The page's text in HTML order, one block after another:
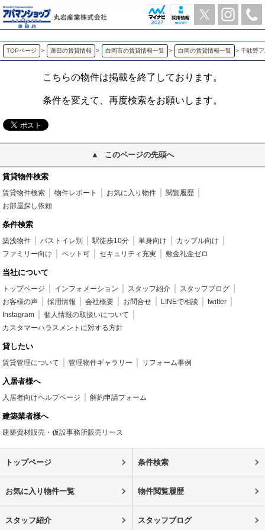
千駄野アパート 白岡の1LDK賃貸アパート | アパマンショップ蓮田店-丸岩産業株式会社-
TOPページ > 蓮田の賃貸情報 > 白岡市の賃貸情報一覧 > 白岡の賃貸情報一覧 > 千
こちらの物件は掲載を終了しております。
条件を変えて、再度検索をお願いします。
このページの先頭へ
賃貸物件検索
賃貸物件検索 物件レポート お気に入り物件
閲覧履歴
お部屋探し依頼
条件検索
築浅物件 バストイレ別 駅徒歩10分 単身向け
カップル向け
ファミリー向け
ペット可 セキュリティ充実 敷金礼金ゼロ
当社について
トップページ インフォメーション スタッフ紹介
スタッフブログ
お客様の声
採用情報 会社概要 お問合せ LINEで相談
twitter
Instagram
個人情報の取扱いについて
カスタマーハラスメントに対する方針
貸したい
賃貸管理について 管理物件ギャラリー リフォーム事例
入居者様へ
入居者向けヘルプページ 解約申請フォーム
建築業者様へ
建築資材販売・仮設事務所販売リース
トップページ 条件検索
お気に入り物件一覧 物件閲覧履歴
スタッフ紹介 スタッフブログ